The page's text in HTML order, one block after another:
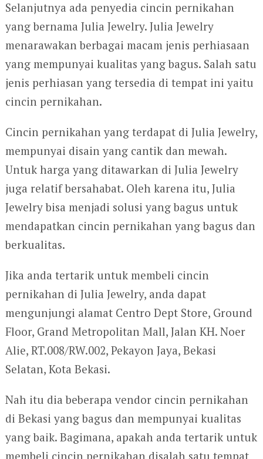
Selanjutnya ada penyedia cincin pernikahan
yang bernama Julia Jewelry. Julia Jewelry
menarawakan berbagai macam jenis perhiasaan
yang mempunyai kualitas yang bagus. Salah satu
jenis perhiasan yang tersedia di tempat ini yaitu
cincin pernikahan.
Cincin pernikahan yang terdapat di Julia Jewelry,
mempunyai disain yang cantik dan mewah.
Untuk harga yang ditawarkan di Julia Jewelry
juga relatif bersahabat. Oleh karena itu, Julia
Jewelry bisa menjadi solusi yang bagus untuk
mendapatkan cincin pernikahan yang bagus dan
berkualitas.
Jika anda tertarik untuk membeli cincin
pernikahan di Julia Jewelry, anda dapat
mengunjungi alamat Centro Dept Store, Ground
Floor, Grand Metropolitan Mall, Jalan KH. Noer
Alie, RT.008/RW.002, Pekayon Jaya, Bekasi
Selatan, Kota Bekasi.
Nah itu dia beberapa vendor cincin pernikahan
di Bekasi yang bagus dan mempunyai kualitas
yang baik. Bagimana, apakah anda tertarik untuk
membeli cincin pernikahan disalah satu tempat